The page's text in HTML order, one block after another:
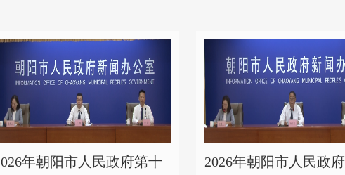
年朝阳市人民政府第十
2026年朝阳市人民政